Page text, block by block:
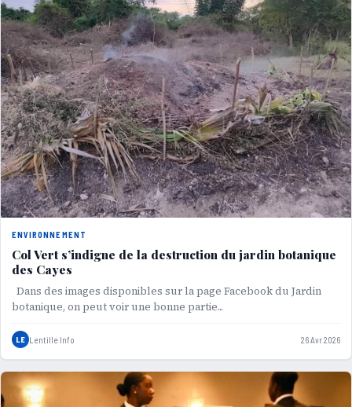
ENVIRONNEMENT
Col Vert s’indigne de la destruction du jardin botanique
des Cayes
Dans des images disponibles sur la page Facebook du Jardin
botanique, on peut voir une bonne partie...
LE Lentille Info 26 Avr 2026